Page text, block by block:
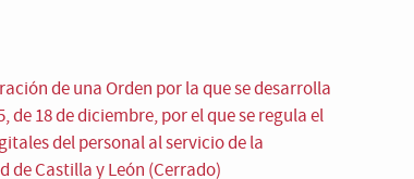
de una Orden por la que se desarrolla
de 18 de diciembre, por el que se regula el
del personal al servicio de la
Castilla y León (Cerrado)